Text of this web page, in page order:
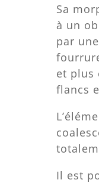
Sa
à un
par
et plus
flancs
Il est